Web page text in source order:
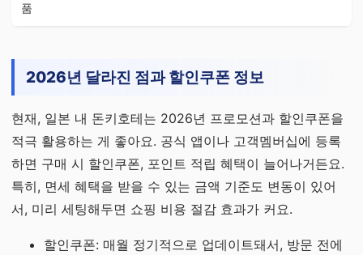
품
2026년 달라진 점과 할인쿠폰 정보
현재, 일본 내 돈키호테는 2026년 프로모션과 할인쿠폰을
적극 활용하는 게 좋아요. 공식 앱이나 고객멤버십에 등록
하면 구매 시 할인쿠폰, 포인트 적립 혜택이 늘어나거든요.
특히, 면세 혜택을 받을 수 있는 금액 기준도 변동이 있어
서, 미리 세팅해두면 쇼핑 비용 절감 효과가 커요.
할인쿠폰: 매월 정기적으로 업데이트돼서, 방문 전에